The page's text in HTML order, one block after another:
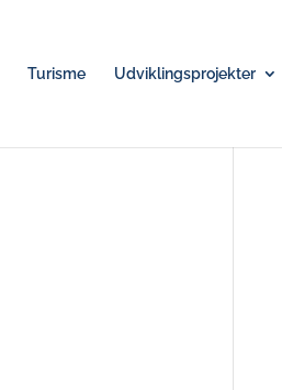
Turisme Udviklingsprojekter